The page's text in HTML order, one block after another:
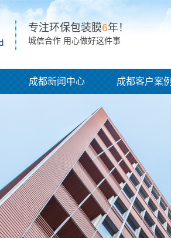
专注环保包装膜6年！
城信合作 用心做好这件事
成都新闻中心 成都客户案例